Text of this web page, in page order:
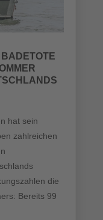
E
G
hat sein
zahlreichen
die
Bereits 99